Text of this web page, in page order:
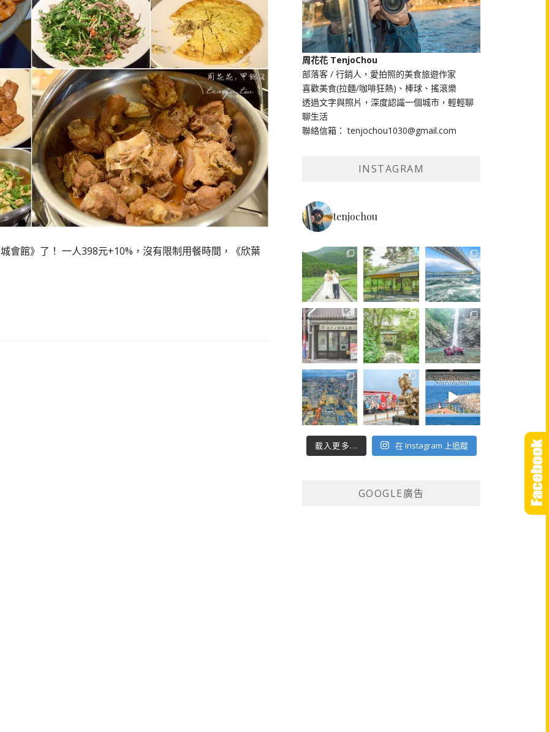
會館》了！ 一人398元+10%，沒有限制用餐時間，《欣葉
周花花 TenjoChou
部落客 / 行銷人，愛拍照的美食旅遊作家
喜歡美食(拉麵/咖啡狂熱)、棒球、搖滾樂
透過文字與照片，深度認識一個城市，輕輕聊
聊生活
聯絡信箱： tenjochou1030@gmail.com
INSTAGRAM
tenjochou
載入更多... 在 Instagram 上追蹤
GOOGLE廣告